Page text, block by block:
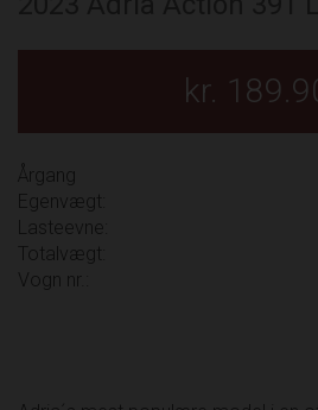
kr.
Årgang
Egenvægt:
Lasteevne:
Totalvægt:
Vogn nr.: